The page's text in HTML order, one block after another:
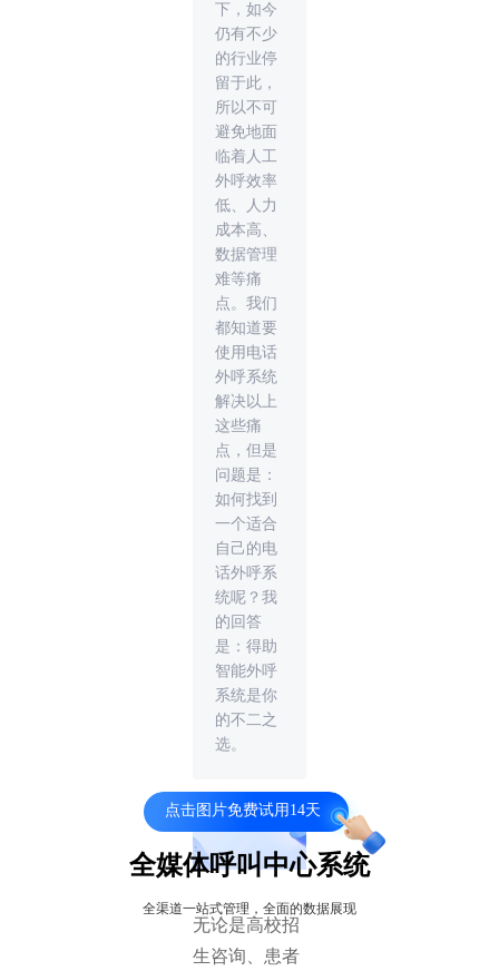
下，如今
仍有不少
的行业停
留于此，
所以不可
避免地面
临着人工
外呼效率
低、人力
成本高、
数据管理
难等痛
点。我们
都知道要
使用电话
外呼系统
解决以上
这些痛
点，但是
问题是：
如何找到
一个适合
自己的电
话外呼系
统呢？我
的回答
是：得助
智能外呼
系统是你
的不二之
选。
全媒体呼叫中心系统
全渠道一站式管理，全面的数据展现
点击图片免费试用14天
无论是高校招
生咨询、患者